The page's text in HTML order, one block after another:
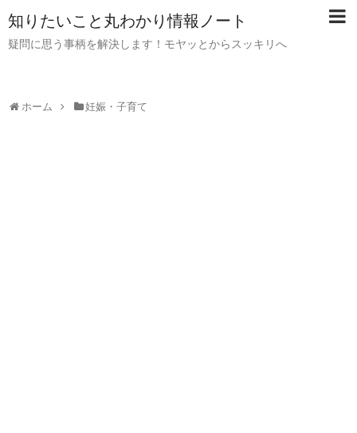
知りたいこと丸わかり情報ノート
疑問に思う事柄を解決します！モヤッとからスッキリへ
ホーム 妊娠・子育て